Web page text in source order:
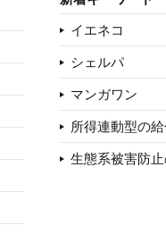
イエネコ
シェルパ
マンガワン
所得連動型の
生態系被害防止